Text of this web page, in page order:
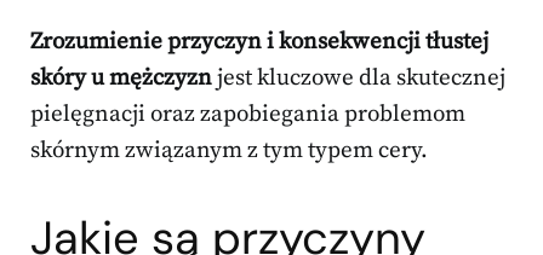
Zrozumienie przyczyn i konsekwencji tłustej
skóry u mężczyznjest kluczowe dla skutecznej
pielęgnacji oraz zapobiegania problemom
skórnym związanym z tym typem cery.
Jakie są przyczyny